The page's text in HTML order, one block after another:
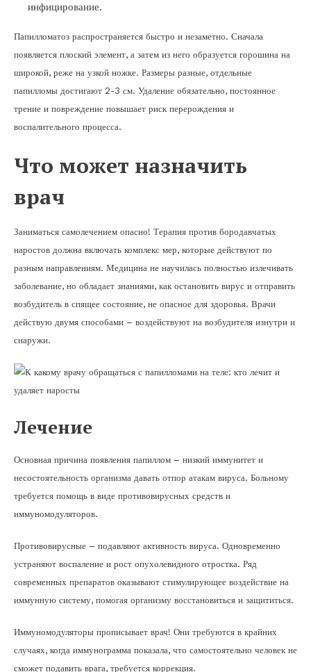
инфицирование.
Папилломатоз распространяется быстро и незаметно. Сначала
появляется плоский элемент, а затем из него образуется горошина на
широкой, реже на узкой ножке. Размеры разные, отдельные
папилломы достигают 2-3 см. Удаление обязательно, постоянное
трение и повреждение повышает риск перерождения и
воспалительного процесса.
Что может назначить
врач
Заниматься самолечением опасно! Терапия против бородавчатых
наростов должна включать комплекс мер, которые действуют по
разным направлениям. Медицина не научилась полностью излечивать
заболевание, но обладает знаниями, как остановить вирус и отправить
возбудитель в спящее состояние, не опасное для здоровья. Врачи
действую двумя способами – воздействуют на возбудителя изнутри и
снаружи.
Лечение
Основная причина появления папиллом – низкий иммунитет и
несостоятельность организма давать отпор атакам вируса. Больному
требуется помощь в виде противовирусных средств и
иммуномодуляторов.
Противовирусные – подавляют активность вируса. Одновременно
устраняют воспаление и рост опухолевидного отростка. Ряд
современных препаратов оказывают стимулирующее воздействие на
иммунную систему, помогая организму восстановиться и защититься.
Иммуномодуляторы прописывает врач! Они требуются в крайних
случаях, когда иммунограмма показала, что самостоятельно человек не
сможет подавить врага, требуется коррекция.